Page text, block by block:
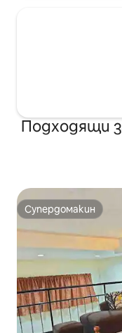
Подходящи
Супердомакин
Супердомакин